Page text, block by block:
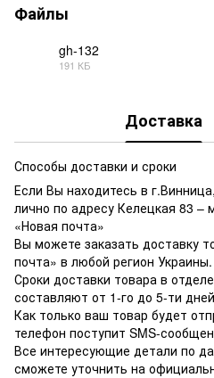
Файлы
gh-132
191 КБ
Доставка
Способы доставки и сроки
Если Вы находитесь в
лично по адресу Келецкая 83 –
«Новая почта»
Вы можете заказать доставку
почта» в любой регион Украины.
Сроки доставки товара в
составляют от 1-го до 5-ти
Как только ваш товар будет
телефон поступит SMS-
Все интересующие детали по
сможете уточнить на